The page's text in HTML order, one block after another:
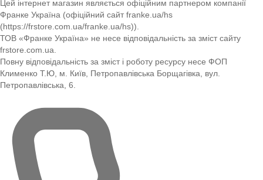
Цей інтернет магазин являється офіційним партнером компанії
Франке Україна (офіційний сайт franke.ua/hs
(https://frstore.com.ua/franke.ua/hs)).
ТОВ «Франке Україна» не несе відповідальність за зміст сайту
frstore.com.ua.
Повну відповідальність за зміст і роботу ресурсу несе ФОП
Клименко Т.Ю, м. Київ, Петропавлівська Борщагівка, вул.
Петропавлівська, 6.